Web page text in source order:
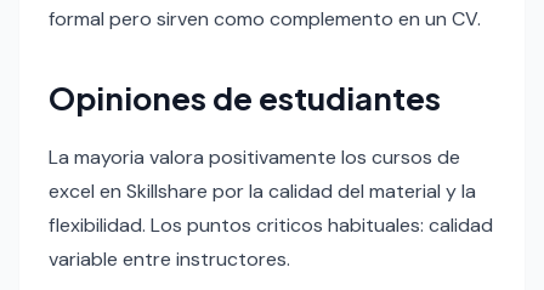
formal pero sirven como complemento en un CV.
Opiniones de estudiantes
La mayoria valora positivamente los cursos de
excel en Skillshare por la calidad del material y la
flexibilidad. Los puntos criticos habituales: calidad
variable entre instructores.